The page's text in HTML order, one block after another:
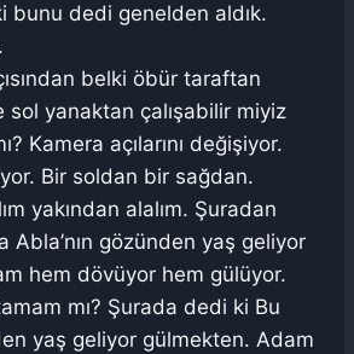
bunu dedi genelden aldık.
belki öbür taraftan
sol yanaktan çalışabilir miyiz
Kamera açılarını değişiyor.
Bir soldan bir sağdan.
yakından alalım. Şuradan
Abla’nın gözünden yaş geliyor
hem dövüyor hem gülüyor.
mı? Şurada dedi ki Bu
yaş geliyor gülmekten. Adam